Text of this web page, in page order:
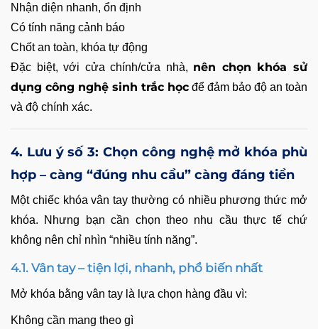
Nhận diện nhanh, ổn định
Có tính năng cảnh báo
Chốt an toàn, khóa tự động
Đặc biệt, với cửa chính/cửa nhà, nên chọn khóa sử
dụng công nghệ sinh trắc học để đảm bảo độ an toàn
và độ chính xác.
4. Lưu ý số 3: Chọn công nghệ mở khóa phù
hợp – càng “đúng nhu cầu” càng đáng tiền
Một chiếc khóa vân tay thường có nhiều phương thức mở
khóa. Nhưng bạn cần chọn theo nhu cầu thực tế chứ
không nên chỉ nhìn “nhiều tính năng”.
4.1. Vân tay – tiện lợi, nhanh, phổ biến nhất
Mở khóa bằng vân tay là lựa chọn hàng đầu vì:
Không cần mang theo gì